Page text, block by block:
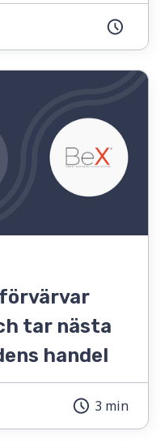
tar nästa
handel
3 min